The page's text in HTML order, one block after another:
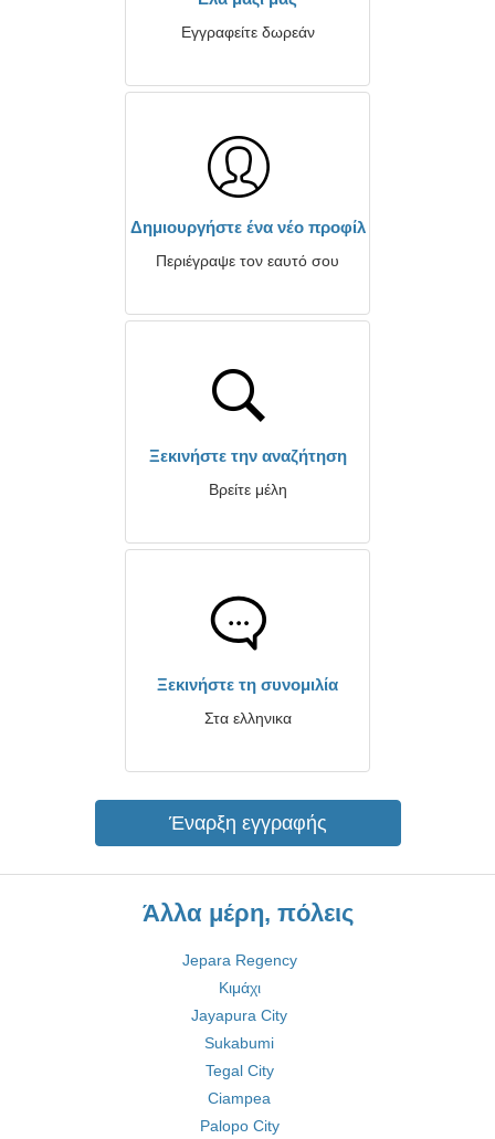
Εγγραφείτε δωρεάν
Δημιουργήστε ένα νέο προφίλ
Περιέγραψε τον εαυτό σου
Ξεκινήστε την αναζήτηση
Βρείτε μέλη
Ξεκινήστε τη συνομιλία
Στα ελληνικα
Έναρξη εγγραφής
Άλλα μέρη, πόλεις
Jepara Regency
Κιμάχι
Jayapura City
Sukabumi
Tegal City
Ciampea
Palopo City